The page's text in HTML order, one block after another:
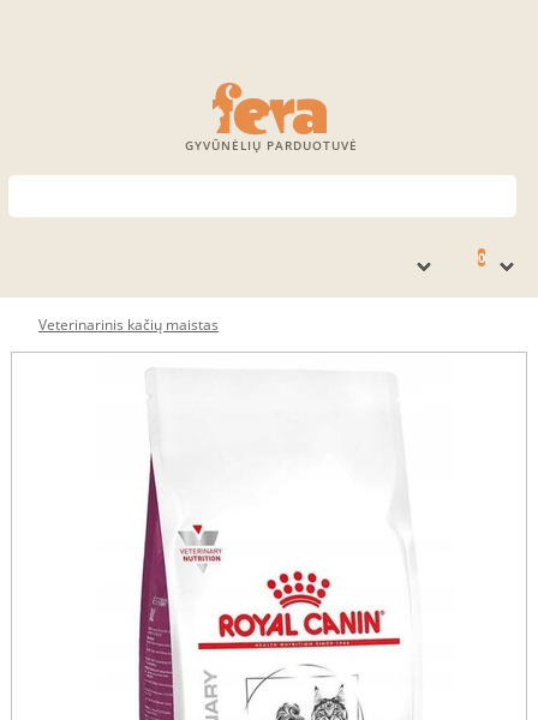
GYVŪNĖLIŲ PARDUOTUVĖ
0
Veterinarinis kačių maistas